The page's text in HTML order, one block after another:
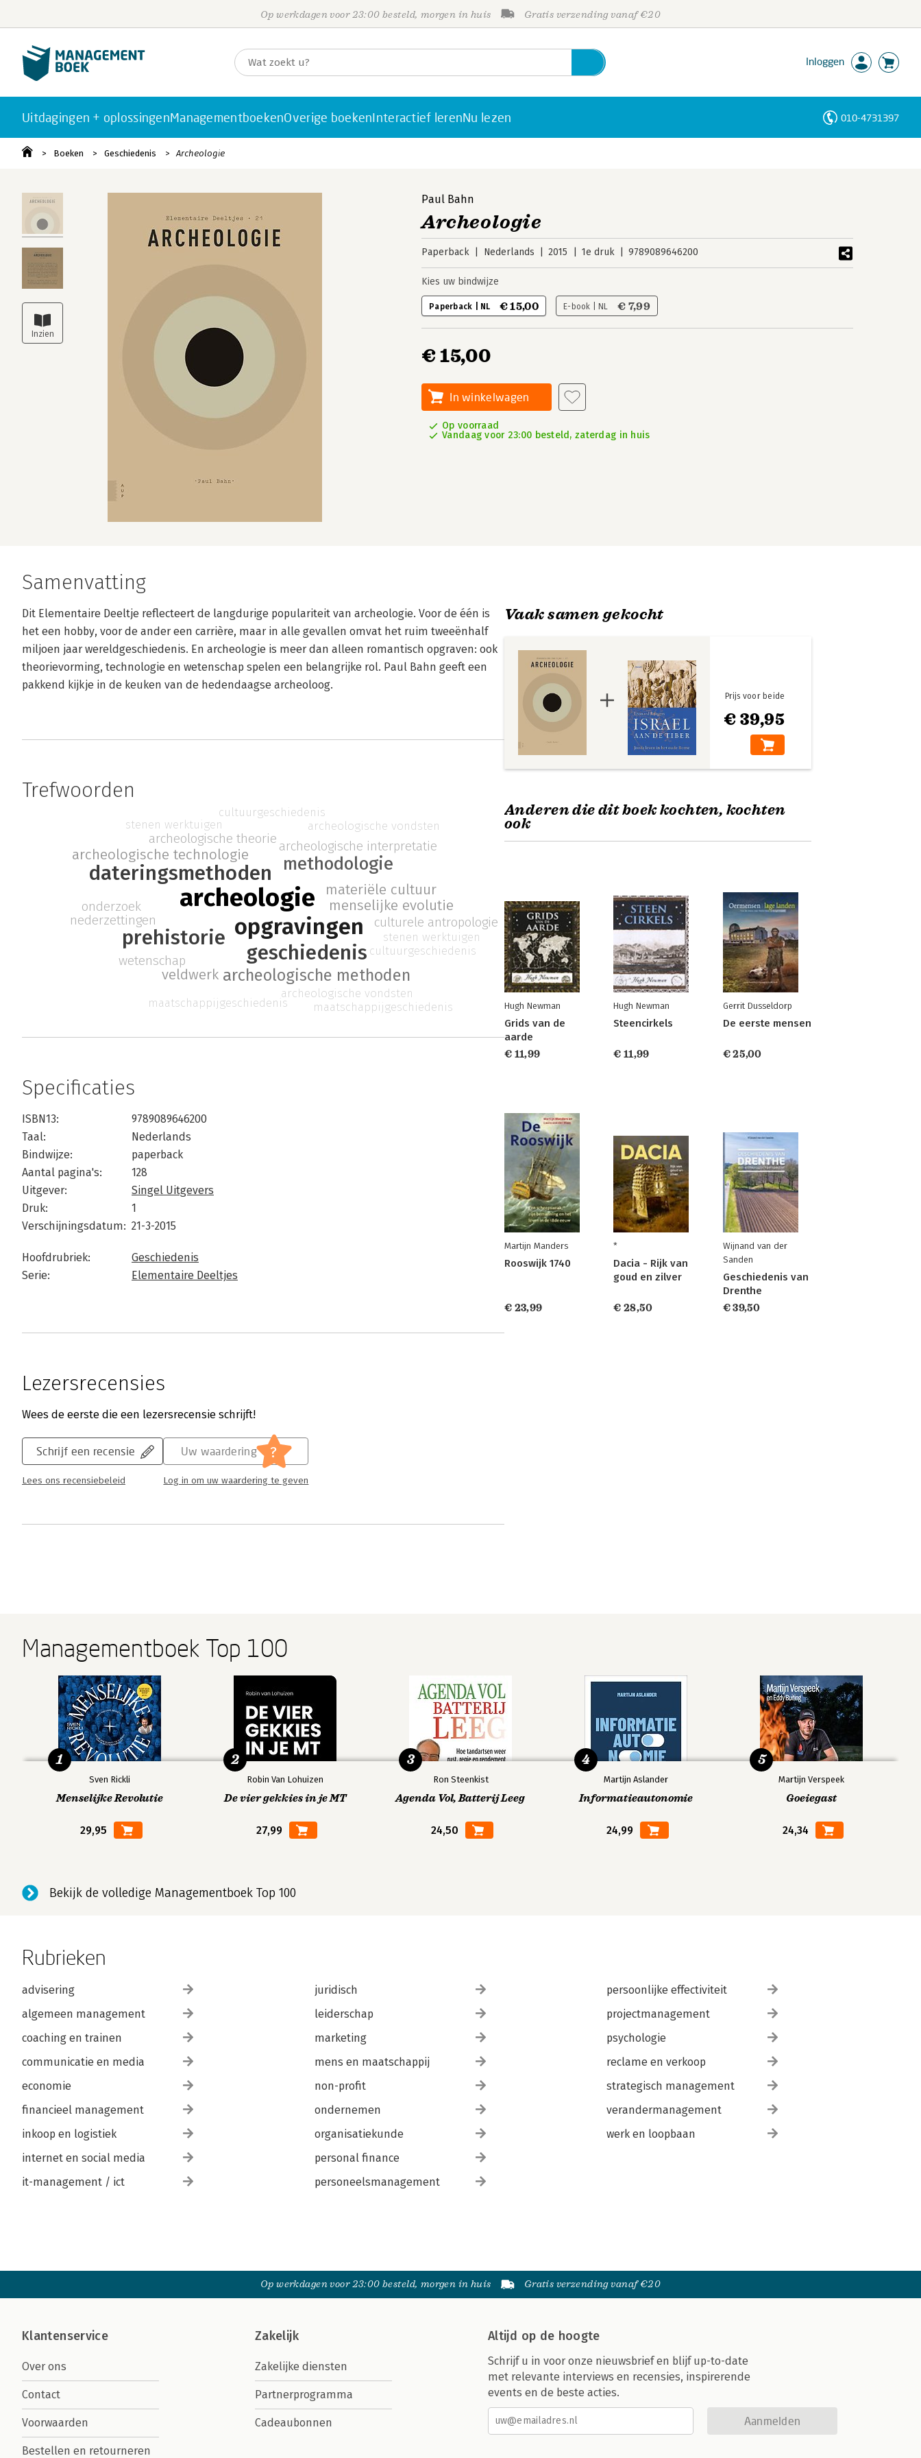
Op werkdagen voor 23:00 besteld, morgen in huis Gratis verzending vanaf €20
Inloggen
Uitdagingen + oplossingenManagementboekenOverige boekenInteractief lerenNu lezen 010-4731397
Boeken Geschiedenis Archeologie
Paul Bahn
Archeologie
Paperback Nederlands 2015 1e druk 9789089646200
Kies uw bindwijze
Paperback | NL € 15,00 E-book | NL € 7,99
€ 15,00
In winkelwagen
Op voorraad
Vandaag voor 23:00 besteld, zaterdag in huis
Samenvatting
Dit Elementaire Deeltje reflecteert de langdurige populariteit van archeologie. Voor de één is
het een hobby, voor de ander een carrière, maar in alle gevallen omvat het ruim tweeënhalf
miljoen jaar wereldgeschiedenis. En archeologie is meer dan alleen romantisch opgraven: ook
theorievorming, technologie en wetenschap spelen een belangrijke rol. Paul Bahn geeft een
pakkend kijkje in de keuken van de hedendaagse archeoloog.
Trefwoorden
archeologie
opgravingen
geschiedenis
prehistorie
dateringsmethoden methodologie
archeologische methoden
materiële cultuur
menselijke evolutie
archeologische technologie
veldwerk
wetenschap
nederzettingen
archeologische theorie archeologische interpretatie
onderzoek
culturele antropologie
stenen werktuigen
cultuurgeschiedenis
archeologische vondsten
maatschappijgeschiedenis
stenen werktuigen
cultuurgeschiedenis
archeologische vondsten
maatschappijgeschiedenis
Specificaties
ISBN13:
9789089646200
Taal:
Nederlands
Bindwijze:
paperback
Aantal pagina's:
128
Uitgever:
Singel Uitgevers
Druk:
1
Verschijningsdatum: 21-3-2015
Hoofdrubriek:
Geschiedenis
Serie:
Elementaire Deeltjes
Lezersrecensies
Wees de eerste die een lezersrecensie schrijft!
Schrijf een recensie
Lees ons recensiebeleid
Uw waardering ?
Log in om uw waardering te geven
Vaak samen gekocht
€ 39,95
Prijs voor beide
Anderen die dit boek kochten, kochten
ook
Hugh Newman
Grids van de
aarde
€ 11,99
Hugh Newman
Steencirkels
€ 11,99
Gerrit Dusseldorp
De eerste mensen
€ 25,00
Martijn Manders
Rooswijk 1740
€ 23,99
*
Dacia - Rijk van
goud en zilver
€ 28,50
Wijnand van der
Sanden
Geschiedenis van
Drenthe
€ 39,50
Managementboek Top 100
Sven Rickli
Menselijke Revolutie
29,95
1
Robin Van Lohuizen
De vier gekkies in je MT
27,99
2
Ron Steenkist
Agenda Vol, Batterij Leeg
24,50
3
Martijn Aslander
Informatieautonomie
24,99
4
Martijn Verspeek
Goeiegast
24,34
5
Bekijk de volledige Managementboek Top 100
Rubrieken
advisering
algemeen management
coaching en trainen
communicatie en media
economie
financieel management
inkoop en logistiek
internet en social media
it-management / ict
juridisch
leiderschap
marketing
mens en maatschappij
non-profit
ondernemen
organisatiekunde
personal finance
personeelsmanagement
persoonlijke effectiviteit
projectmanagement
psychologie
reclame en verkoop
strategisch management
verandermanagement
werk en loopbaan
Op werkdagen voor 23:00 besteld, morgen in huis Gratis verzending vanaf €20
Klantenservice
Over ons
Contact
Voorwaarden
Bestellen en retourneren
Zakelijk
Zakelijke diensten
Partnerprogramma
Cadeaubonnen
Altijd op de hoogte
Schrijf u in voor onze nieuwsbrief en blijf up-to-date
met relevante interviews en recensies, inspirerende
events en de beste acties.
Aanmelden
Personen